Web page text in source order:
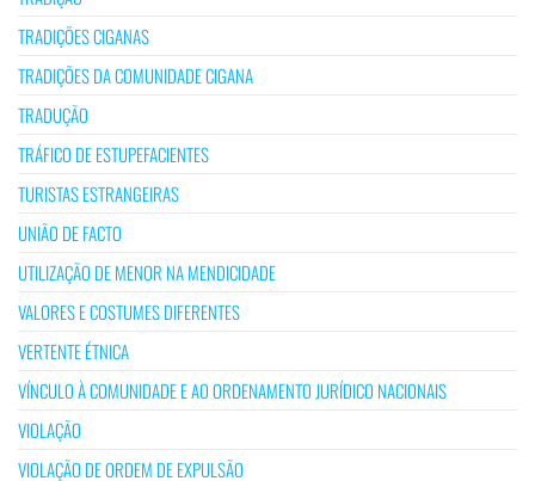
TRADIÇÕES CIGANAS
TRADIÇÕES DA COMUNIDADE CIGANA
TRADUÇÃO
TRÁFICO DE ESTUPEFACIENTES
TURISTAS ESTRANGEIRAS
UNIÃO DE FACTO
UTILIZAÇÃO DE MENOR NA MENDICIDADE
VALORES E COSTUMES DIFERENTES
VERTENTE ÉTNICA
VÍNCULO À COMUNIDADE E AO ORDENAMENTO JURÍDICO NACIONAIS
VIOLAÇÃO
VIOLAÇÃO DE ORDEM DE EXPULSÃO